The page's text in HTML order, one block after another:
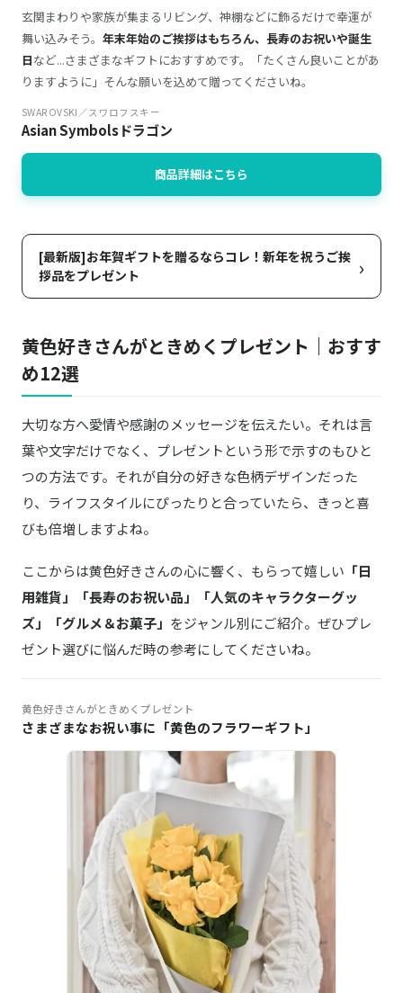
玄関まわりや家族が集まるリビング、神棚などに飾るだけで幸運が
舞い込みそう。 年末年始のご挨拶はもちろん、長寿のお祝いや誕生
日など...さまざまなギフトにおすすめです。「たくさん良いことがあ
りますように」そんな願いを込めて贈ってくださいね。
SWAROVSKI／スワロフスキー
Asian Symbolsドラゴン
商品詳細はこちら
[最新版]お年賀ギフトを贈るならコレ！新年を祝うご挨
拶品をプレゼント
›
黄色好きさんがときめくプレゼント｜おすす
め12選
大切な方へ愛情や感謝のメッセージを伝えたい。それは言
葉や文字だけでなく、プレゼントという形で示すのもひと
つの方法です。それが自分の好きな色柄デザインだった
り、ライフスタイルにぴったりと合っていたら、きっと喜
びも倍増しますよね。
ここからは黄色好きさんの心に響く、もらって嬉しい 「日
用雑貨」「長寿のお祝い品」「人気のキャラクターグッ
ズ」「グルメ＆お菓子」 をジャンル別にご紹介。ぜひプレ
ゼント選びに悩んだ時の参考にしてくださいね。
黄色好きさんがときめくプレゼント
さまざまなお祝い事に「黄色のフラワーギフト」